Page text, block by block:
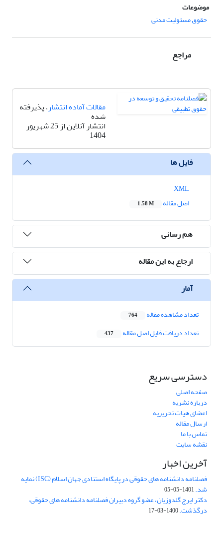
موضوعات
حقوق مسئولیت مدنی
مراجع
مقالات آماده انتشار، پذیرفته
شده
انتشار آنلاین از 25 شهریور
1404
فایل ها
اصل مقاله
1.58 M
هم رسانی
ارجاع به این مقاله
آمار
تعداد مشاهده مقاله 764
تعداد دریافت فایل اصل مقاله 437
دسترسی سریع
صفحه اصلی
درباره نشریه
اعضای هیات تحریریه
ارسال مقاله
تماس با ما
نقشه سایت
آخرین اخبار
فصلنامه دانشنامه های حقوقی در پایگاه استنادی جهان اسلام (ISC) نمایه
شد.1401-05-05
دکتر ایرج گلدوزیان، عضو گروه دبیران فصلنامه دانشنامه های حقوقی،
درگذشت.1400-03-17